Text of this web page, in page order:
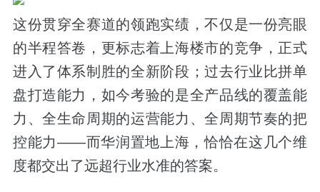
这份贯穿全赛道的领跑实绩，不仅是一份亮眼
的半程答卷，更标志着上海楼市的竞争，正式
进入了体系制胜的全新阶段；过去行业比拼单
盘打造能力，如今考验的是全产品线的覆盖能
力、全生命周期的运营能力、全周期节奏的把
控能力——而华润置地上海，恰恰在这几个维
度都交出了远超行业水准的答案。